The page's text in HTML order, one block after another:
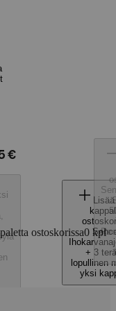
€
,
ostoskorissa0 kpl
+ 3
lopullinen
yksi